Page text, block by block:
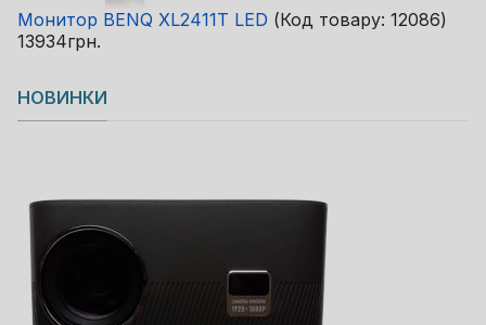
Монитор BENQ XL2411T LED (Код товару: 12086)
13934грн.
НОВИНКИ